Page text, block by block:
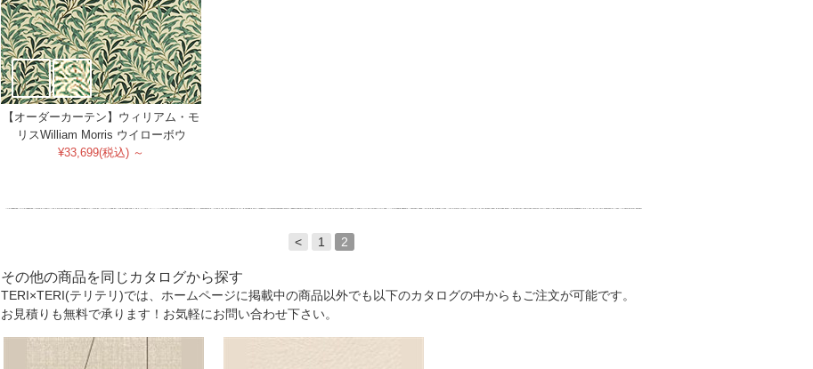
【オーダーカーテン】ウィリアム・モ
リスWilliam Morris ウイローボウ
¥33,699(税込) ～
< 1 2
その他の商品を同じカタログから探す
TERI×TERI(テリテリ)では、ホームページに掲載中の商品以外でも以下のカタログの中からもご注文が可能です。
お見積りも無料で承ります！お気軽にお問い合わせ下さい。